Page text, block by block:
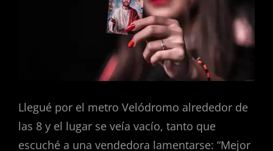
Llegué por el metro Velódromo alrededor de
las 8 y el lugar se veía vacío, tanto que
escuché a una vendedora lamentarse: “Mejor